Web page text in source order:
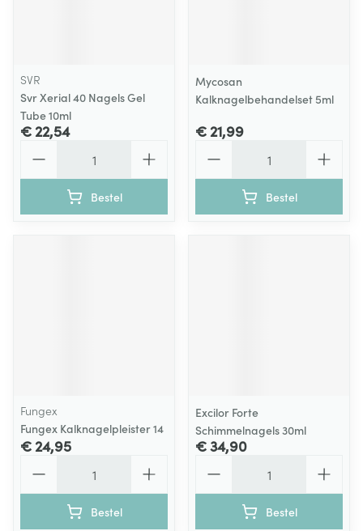
SVR
Svr Xerial 40 Nagels Gel
Tube 10ml
€ 22,54
Bestel
Mycosan
Kalknagelbehandelset 5ml
€ 21,99
Bestel
Fungex
Fungex Kalknagelpleister 14
€ 24,95
Bestel
Excilor Forte
Schimmelnagels 30ml
€ 34,90
Bestel